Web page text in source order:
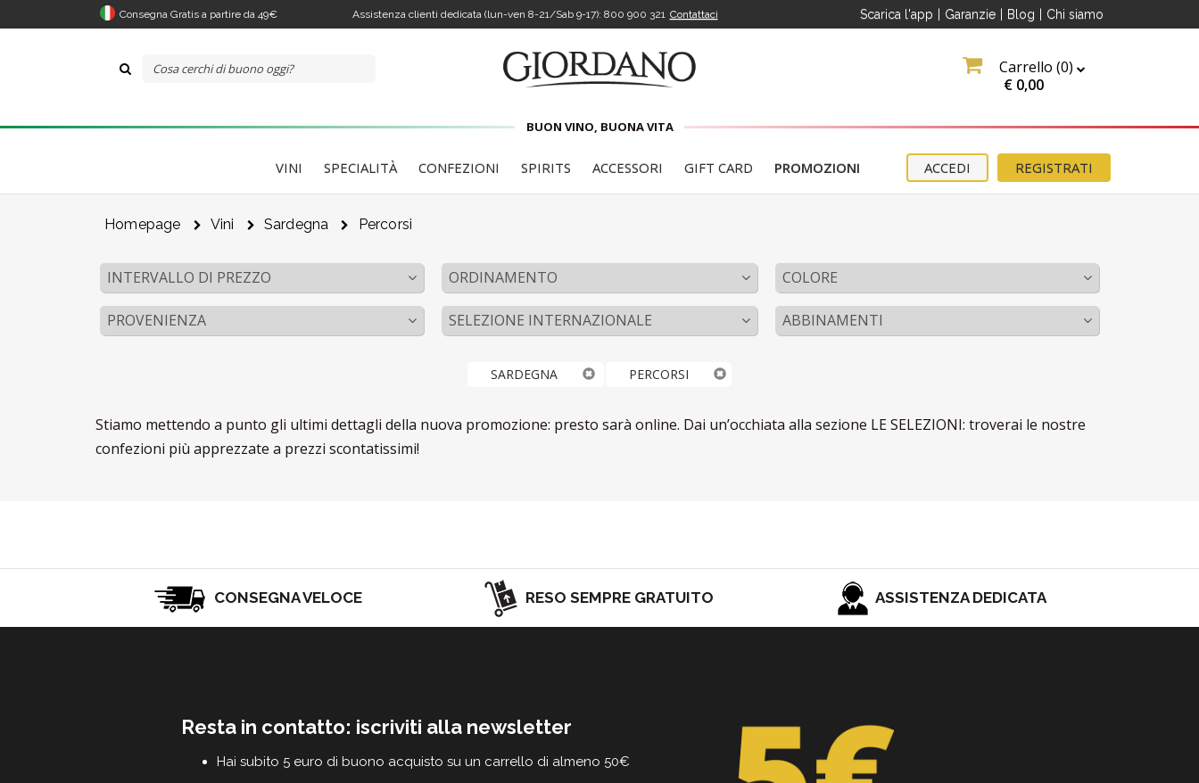
Consegna Gratis a partire da 49€ Assistenza clienti dedicata (lun-ven 8-21/Sab 9-17): 800 900 321 Contattaci Scarica l'app Garanzie Blog Chi siamo
Carrello (0)
€ 0,00
BUON VINO, BUONA VITA
VINI SPECIALITÀ CONFEZIONI SPIRITS ACCESSORI GIFT CARD PROMOZIONI REGISTRATI
ACCEDI
Homepage Vini Sardegna Percorsi
INTERVALLO DI PREZZO ORDINAMENTO COLORE
PROVENIENZA SELEZIONE INTERNAZIONALE ABBINAMENTI
SARDEGNA PERCORSI
Stiamo mettendo a punto gli ultimi dettagli della nuova promozione: presto sarà online. Dai un’occhiata alla sezione LE SELEZIONI: troverai le nostre
confezioni più apprezzate a prezzi scontatissimi!
CONSEGNA VELOCE RESO SEMPRE GRATUITO ASSISTENZA DEDICATA
Resta in contatto: iscriviti alla newsletter
Hai subito 5 euro di buono acquisto su un carrello di almeno 50€